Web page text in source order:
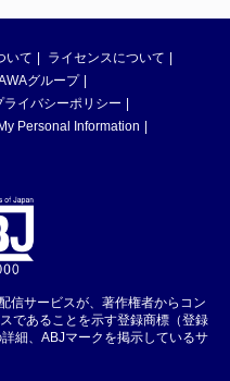
いて
ライセンスについて
グループ
ライバシーポリシー
Personal Information
信サービスが、著作権者からコン
であることを示す登録商標（登録
細、ABJマークを掲示しているサ